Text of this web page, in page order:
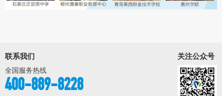
联系我们
全国服务热线
400-889-8228
关注公众号